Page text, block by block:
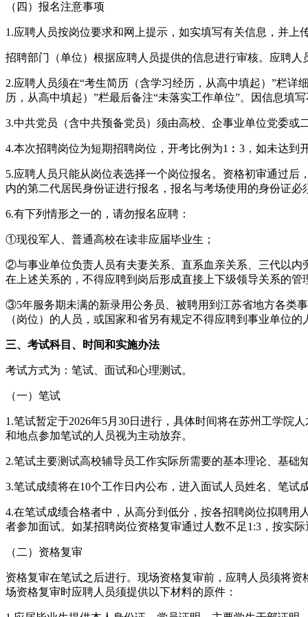
（四）报名注意事项
1.应聘人员按岗位要求和网上提示，如实填写有关信息，并
招聘部门（单位）根据应聘人员提供的信息进行审核。应聘
2.应聘人员须在“考生简历（含学习经历，从高中填起）”栏
历，从高中填起）”栏最后备注“未落实工作单位”。因信息填
3.中共党员（含中共预备党员）须由高校、企事业单位党委或
4.本次招聘岗位为短期招聘岗位，开考比例为1︰3，如未达
5.应聘人员只能从岗位表选择一个岗位报名。资格初审通过
内的第二代居民身份证进行报名，报名与考场使用的身份证必
6.有下列情形之一的，请勿报名应聘：
①现役军人、普通高校在读非应届毕业生；
②与事业单位负责人员有夫妻关系、直系血亲关系、三代以
在上述关系的，不得应聘到岗后形成直接上下级领导关系的
③5年服务期未满的新录用公务员、被聘用到江苏省地方各类
（岗位）的人员，或国家和省另有规定不得应聘到事业单位的
三、考试科目、时间和实施办法
考试方式为：笔试、面试和心理测试。
（一）笔试
1.笔试暂定于2026年5月30日进行，具体时间将在苏州工学院
和地点参加笔试的人员视为主动放弃。
2.笔试主要测试高校辅导员工作实际所需要的基本理论、基
3.笔试成绩将在10个工作日内公布，进入面试人员姓名、笔试
4.在笔试成绩合格者中，从高分到低分，按各招聘岗位拟聘
者参加面试。如某招聘岗位资格复审通过人数不足1:3，按实
（二）资格复审
资格复审在笔试之后进行。现场资格复审前，应聘人员须将资
场资格复审时应聘人员须提供以下材料的原件：